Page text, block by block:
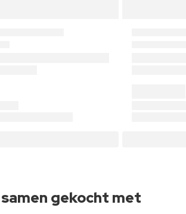
gekocht met